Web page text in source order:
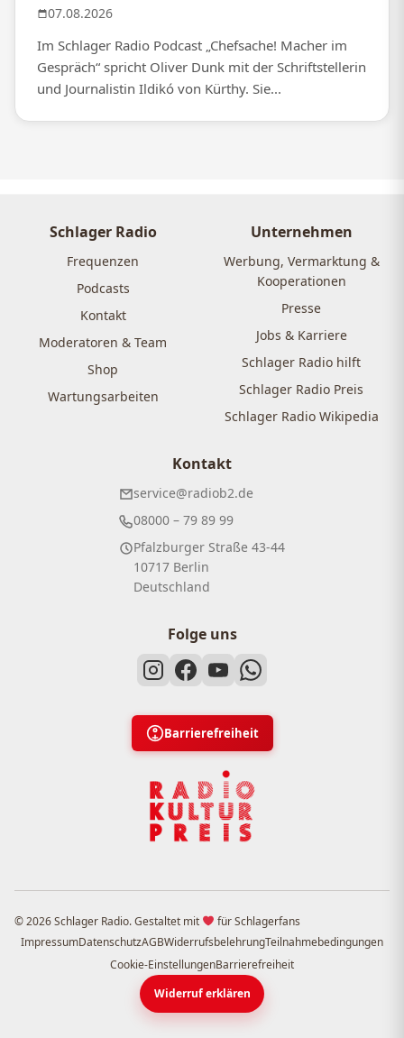
07.08.2026
Im Schlager Radio Podcast „Chefsache! Macher im
Gespräch“ spricht Oliver Dunk mit der Schriftstellerin
und Journalistin Ildikó von Kürthy. Sie...
Schlager Radio
Frequenzen
Podcasts
Kontakt
Moderatoren & Team
Shop
Wartungsarbeiten
Unternehmen
Werbung, Vermarktung &
Kooperationen
Presse
Jobs & Karriere
Schlager Radio hilft
Schlager Radio Preis
Schlager Radio Wikipedia
Kontakt
service@radiob2.de
08000 – 79 89 99
Pfalzburger Straße 43-44
10717 Berlin
Deutschland
Folge uns
Barrierefreiheit
© 2026 Schlager Radio. Gestaltet mit
für Schlagerfans
ImpressumDatenschutzAGBWiderrufsbelehrungTeilnahmebedingungen
Cookie-EinstellungenBarrierefreiheit
Widerruf erklären